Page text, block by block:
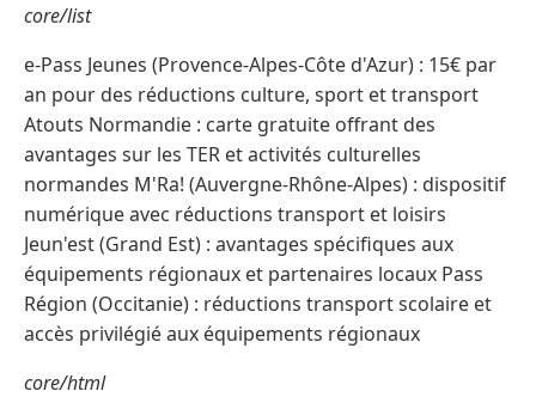
core/list
e-Pass Jeunes (Provence-Alpes-Côte d'Azur) : 15€ par
an pour des réductions culture, sport et transport
Atouts Normandie : carte gratuite offrant des
avantages sur les TER et activités culturelles
normandes M'Ra! (Auvergne-Rhône-Alpes) : dispositif
numérique avec réductions transport et loisirs
Jeun'est (Grand Est) : avantages spécifiques aux
équipements régionaux et partenaires locaux Pass
Région (Occitanie) : réductions transport scolaire et
accès privilégié aux équipements régionaux
core/html